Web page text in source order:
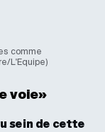
comme
L'Equipe)
voie»
sein de cette